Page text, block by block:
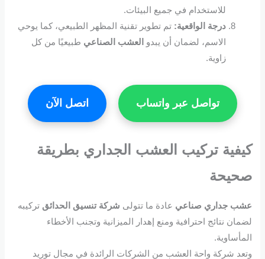
للاستخدام في جميع البيئات.
درجة الواقعية:تم تطوير تقنية المظهر الطبيعي، كما يوحي
الاسم، لضمان أن يبدوالعشب الصناعيطبيعيًا من كل
زاوية.
تواصل عبر واتساب اتصل الآن
كيفية تركيب العشب الجداري بطريقة
صحيحة
عشب جداريصناعيعادة ما تتولى شركة تنسيق الحدائقتركيبه
لضمان نتائج احترافية ومنع إهدار الميزانية وتجنب الأخطاء
المأساوية.
وتعد شركة واحة العشب من الشركات الرائدة في مجال توريد